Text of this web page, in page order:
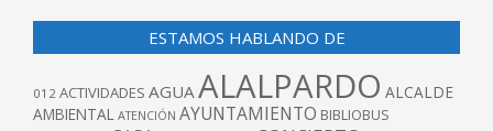
ESTAMOS HABLANDO DE
012 ACTIVIDADES AGUAALALPARDO ALCALDE
AMBIENTAL ATENCIÓN AYUNTAMIENTO BIBLIOBUS